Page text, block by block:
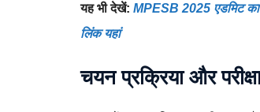
यह भी देखें: MPESB 2025 एडमिट
लिंक यहां
चयन प्रक्रिया और